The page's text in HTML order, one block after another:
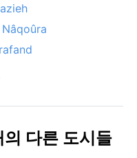
Nâqoûra
다른 도시들